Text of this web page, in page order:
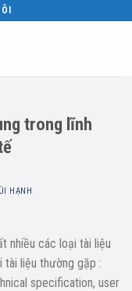
trong lĩnh
HẠNH
nhiều các loại tài liệu
tài liệu thường gặp :
specification, user